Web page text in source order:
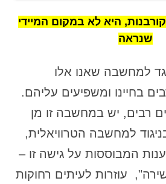
היא לא במקום המיידי
שנראה
למחשבה שאנו אלו
בחיינו ומשפיעים עליהם.
רבים, יש במחשבה זו מן
למחשבה הטרוויאלית,
המבוססות על גישה זו –
עוזרות לעיתים רחוקות